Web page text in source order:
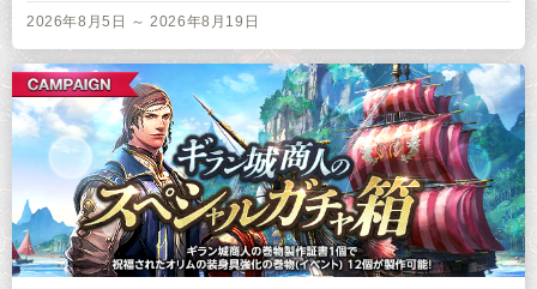
2026年8月5日 ～ 2026年8月19日